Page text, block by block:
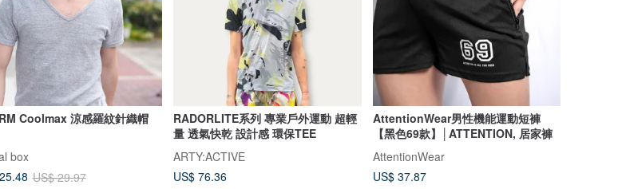
Coolmax 涼感羅紋針織帽
box
US$ 29.97
RADORLITE系列 專業戶外運動 超輕
量 透氣快乾 設計感 環保TEE
ARTY:ACTIVE
US$ 76.36
AttentionWear男性機能運動短褲
【黑色69款】│ATTENTION, 居家褲
AttentionWear
US$ 37.87